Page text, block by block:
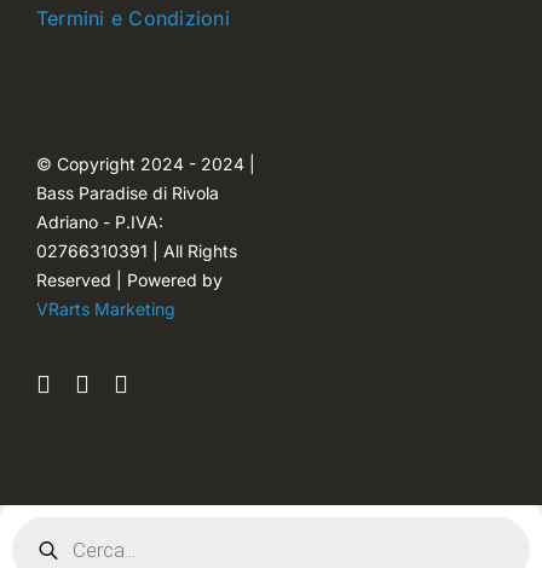
Password dimenticata
Termini e Condizioni
© Copyright 2024 - 2024 |
Bass Paradise di Rivola
Adriano - P.IVA:
02766310391 | All Rights
Reserved | Powered by
VRarts Marketing
search